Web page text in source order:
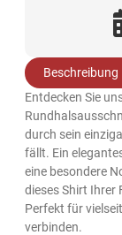
Beschreibung
Entdecken Sie
durch sein
fällt. Ein
eine besondere
dieses Shirt Ihrer
Perfekt für
verbinden.